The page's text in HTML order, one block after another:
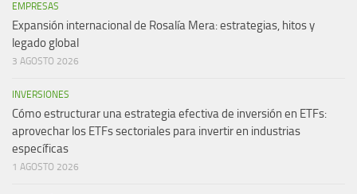
EMPRESAS
Expansión internacional de Rosalía Mera: estrategias, hitos y
legado global
3 AGOSTO 2026
INVERSIONES
Cómo estructurar una estrategia efectiva de inversión en ETFs:
aprovechar los ETFs sectoriales para invertir en industrias
específicas
1 AGOSTO 2026